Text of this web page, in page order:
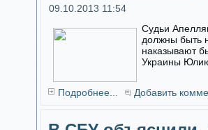
09.10.2013 11:54
Судьи
должны быть
наказывают
Украины
Подробнее... Добавить